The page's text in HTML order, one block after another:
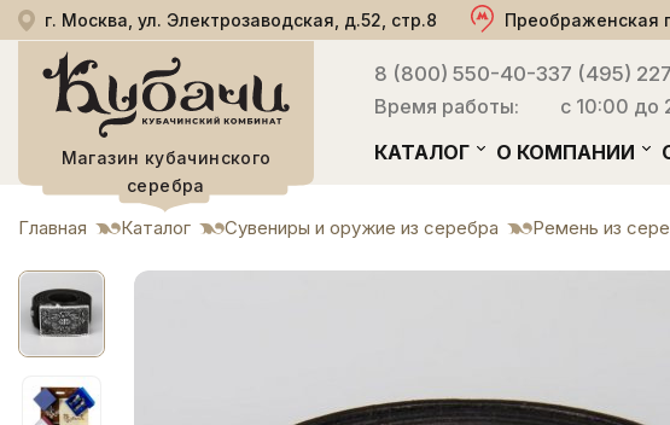
г. Москва, ул. Электрозаводская, д.52, стр.8 Преображенская
Магазин кубачинского
серебра
8 (800) 550-40-33
Время работы:
7 (495)
с 10:00 до
КАТАЛОГ О КОМПАНИИ
Главная Каталог Сувениры и оружие из серебра Ремень из